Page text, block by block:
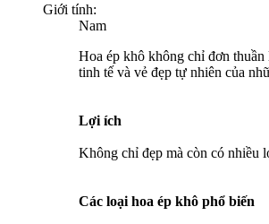
Giới tính:
Nam
Hoa ép khô không chỉ đơn
tinh tế và vẻ đẹp tự nhiên của
Lợi ích
Không chỉ đẹp mà còn có nhiều
Các loại hoa ép khô phổ biến